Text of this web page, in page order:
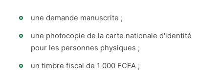
une demande manuscrite ;
une photocopie de la carte nationale d'identité
pour les personnes physiques ;
un timbre fiscal de 1 000 FCFA ;